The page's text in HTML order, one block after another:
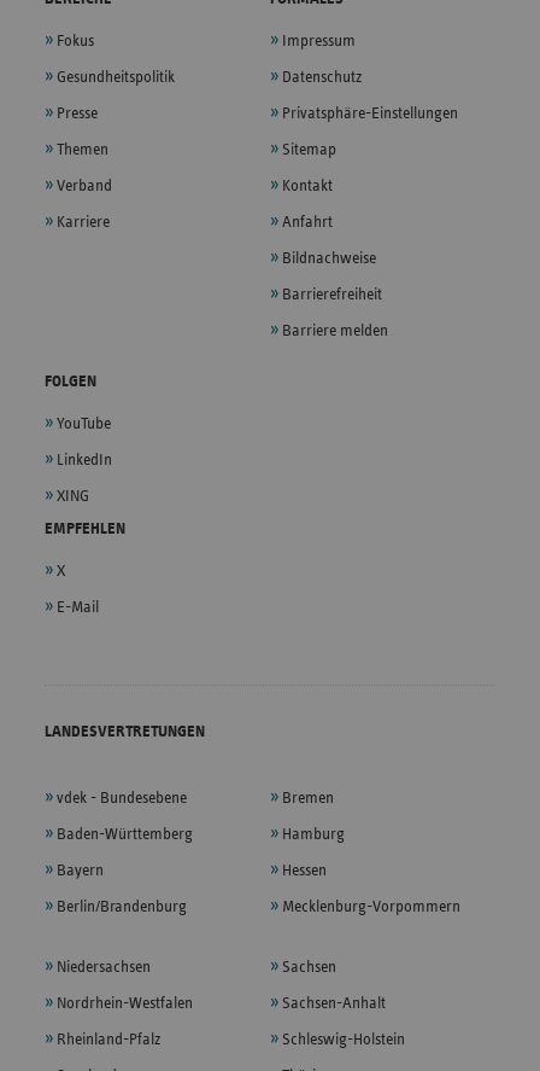
Fokus
Gesundheitspolitik
Presse
Themen
Verband
Karriere
Impressum
Datenschutz
Privatsphäre-Einstellungen
Sitemap
Kontakt
Anfahrt
Bildnachweise
Barrierefreiheit
Barriere melden
FOLGEN
YouTube
LinkedIn
XING
EMPFEHLEN
X
E-Mail
LANDESVERTRETUNGEN
vdek - Bundesebene
Baden-Württemberg
Bayern
Berlin/Brandenburg
Bremen
Hamburg
Hessen
Mecklenburg-Vorpommern
Niedersachsen
Nordrhein-Westfalen
Rheinland-Pfalz
Sachsen
Sachsen-Anhalt
Schleswig-Holstein